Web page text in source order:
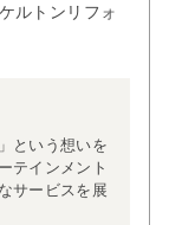
ルトンリフォ
という想いを
テインメント
サービスを展